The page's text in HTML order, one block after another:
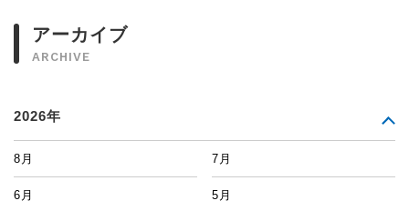
アーカイブ
ARCHIVE
2026年
8月 7月
6月 5月